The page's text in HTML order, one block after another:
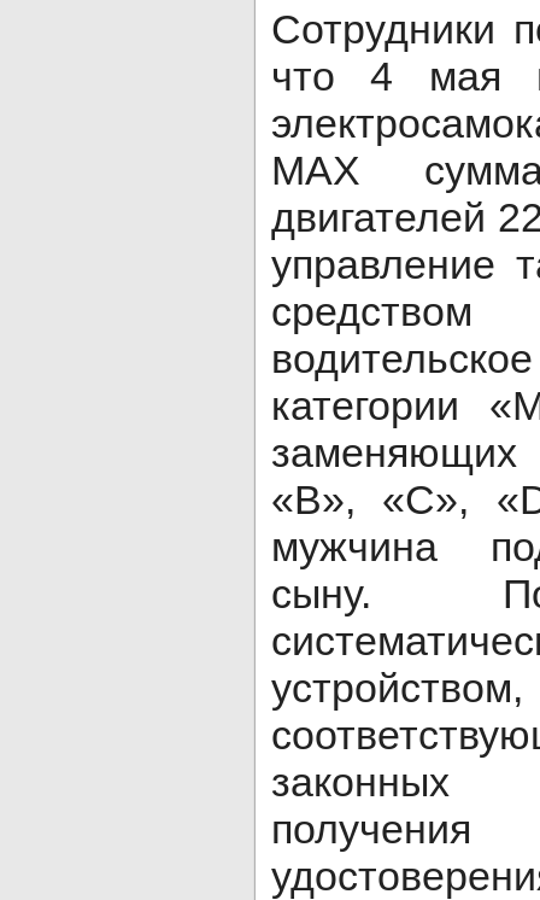
Сотрудники
что 4 мая
MAX
двигателей
управление
категории
заменяющих
«В», «С»,
мужчина
сыну.
законных